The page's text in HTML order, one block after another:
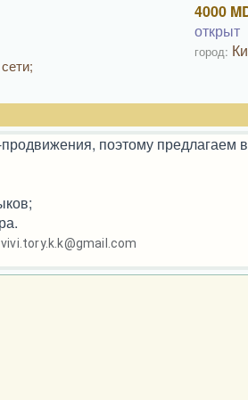
4000
открыт
город:
поэтому предлагаем
vivi.tory.k.k@gmail.com